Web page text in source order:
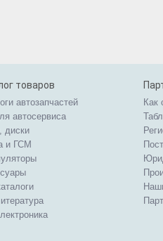
товаров
автозапчастей
автосервиса
диски
и ГСМ
Как